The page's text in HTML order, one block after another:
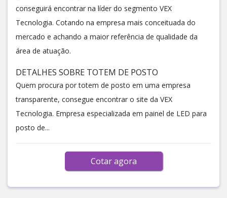
conseguirá encontrar na líder do segmento VEX
Tecnologia. Cotando na empresa mais conceituada do
mercado e achando a maior referência de qualidade da
área de atuação.
DETALHES SOBRE TOTEM DE POSTO
Quem procura por totem de posto em uma empresa
transparente, consegue encontrar o site da VEX
Tecnologia. Empresa especializada em painel de LED para
posto de...
Cotar agora